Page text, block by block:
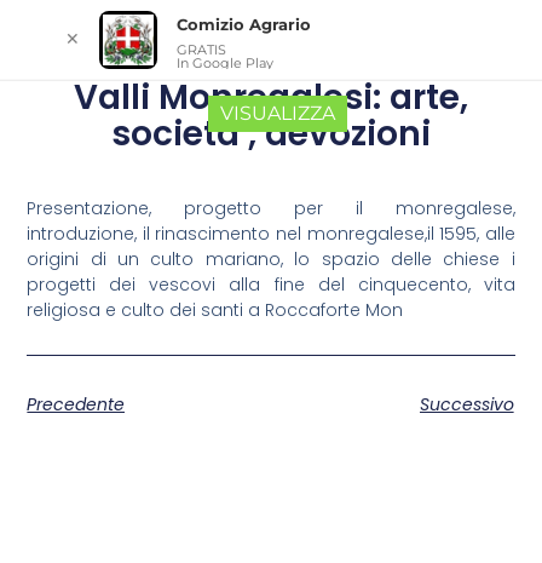
Valli Monregalesi: arte,
società , devozioni
Presentazione, progetto per il monregalese,
introduzione, il rinascimento nel monregalese,il 1595, alle
origini di un culto mariano, lo spazio delle chiese i
progetti dei vescovi alla fine del cinquecento, vita
religiosa e culto dei santi a Roccaforte Mon
Precedente Successivo
✕
Comizio Agrario
GRATIS
In Google Play
VISUALIZZA